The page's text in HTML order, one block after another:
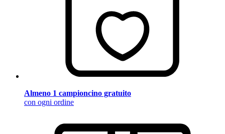
Almeno 1 campioncino gratuito
con ogni ordine